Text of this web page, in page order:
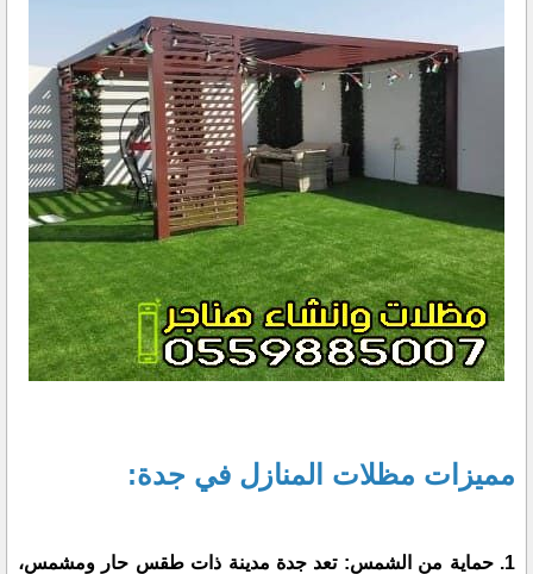
مميزات مظلات المنازل في جدة:
1. حماية من الشمس: تعد جدة مدينة ذات طقس حار ومشمس،